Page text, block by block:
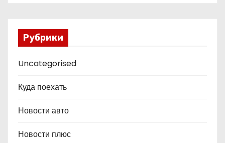
Рубрики
Uncategorised
Куда поехать
Новости авто
Новости плюс